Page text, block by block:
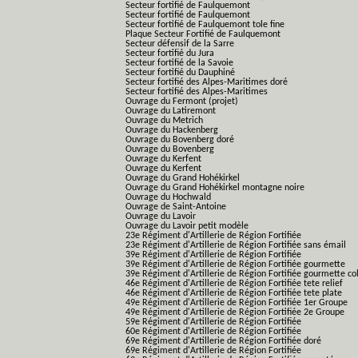
Secteur fortifié de Faulquemont
Secteur fortifié de Faulquemont
Secteur fortifié de Faulquemont tole fine
Plaque Secteur Fortifié de Faulquemont
Secteur défensif de la Sarre
Secteur fortifié du Jura
Secteur fortifié de la Savoie
Secteur fortifié du Dauphiné
Secteur fortifié des Alpes-Maritimes doré
Secteur fortifié des Alpes-Maritimes
Ouvrage du Fermont (projet)
Ouvrage du Latiremont
Ouvrage du Metrich
Ouvrage du Hackenberg
Ouvrage du Bovenberg doré
Ouvrage du Bovenberg
Ouvrage du Kerfent
Ouvrage du Kerfent
Ouvrage du Grand Hohékirkel
Ouvrage du Grand Hohékirkel montagne noire
Ouvrage du Hochwald
Ouvrage de Saint-Antoine
Ouvrage du Lavoir
Ouvrage du Lavoir petit modèle
23e Régiment d'Artillerie de Région Fortifiée
23e Régiment d'Artillerie de Région Fortifiée sans émail
39e Régiment d'Artillerie de Région Fortifiée
39e Régiment d'Artillerie de Région Fortifiée gourmette
39e Régiment d'Artillerie de Région Fortifiée gourmette
46e Régiment d'Artillerie de Région Fortifiée tete relief
46e Régiment d'Artillerie de Région Fortifiée tete plate
49e Régiment d'Artillerie de Région Fortifiée 1er Groupe
49e Régiment d'Artillerie de Région Fortifiée 2e Groupe
59e Régiment d'Artillerie de Région Fortifiée
60e Régiment d'Artillerie de Région Fortifiée
69e Régiment d'Artillerie de Région Fortifiée doré
69e Régiment d'Artillerie de Région Fortifiée